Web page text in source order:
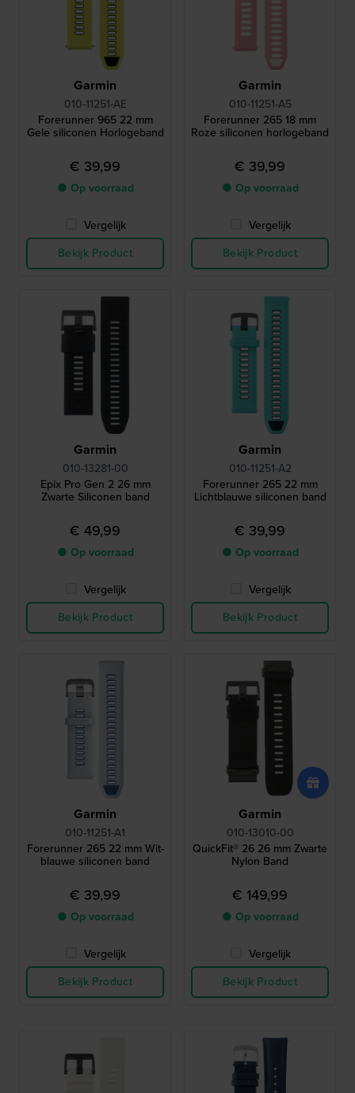
Garmin
010-11251-AE
Forerunner 965 22 mm
Gele siliconen Horlogeband
€ 39,99
● Op voorraad
Vergelijk
Bekijk Product
Garmin
010-11251-A5
Forerunner 265 18 mm
Roze siliconen horlogeband
€ 39,99
● Op voorraad
Vergelijk
Bekijk Product
Garmin
010-13281-00
Epix Pro Gen 2 26 mm
Zwarte Siliconen band
€ 49,99
● Op voorraad
Vergelijk
Bekijk Product
Garmin
010-11251-A2
Forerunner 265 22 mm
Lichtblauwe siliconen band
€ 39,99
● Op voorraad
Vergelijk
Bekijk Product
Garmin
010-11251-A1
Forerunner 265 22 mm Wit-
blauwe siliconen band
€ 39,99
● Op voorraad
Vergelijk
Bekijk Product
Garmin
010-13010-00
QuickFit® 26 26 mm Zwarte
Nylon Band
€ 149,99
● Op voorraad
Vergelijk
Bekijk Product